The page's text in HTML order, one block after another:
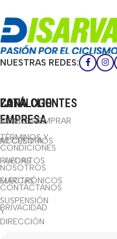
NUESTRAS REDES:
CATÁLOGO
BICICLETAS
ACCESORIOS
RUEDAS
ELECTRÓNICOS
SUSPENSIÓN
Y
DIRECCIÓN
LA
EMPRESA
TÉRMINOS Y
CONDICIONES
NOSOTROS
CONTÁCTANOS
PRIVACIDAD
ZONA CLIENTES
CÓMO COMPRAR
MI CUENTA
FAVORITOS
MARCAS